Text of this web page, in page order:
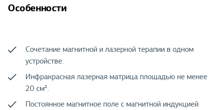
Особенности
Сочетание магнитной и лазерной терапии в одном
устройстве.
Инфракрасная лазерная матрица площадью не менее
20 см².
Постоянное магнитное поле с магнитной индукцией